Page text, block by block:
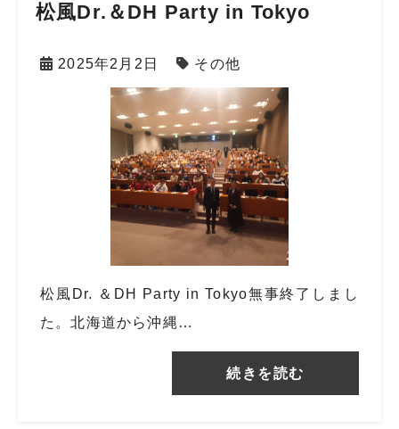
松風Dr.＆DH Party in Tokyo
2025年2月2日 その他
松風Dr. ＆DH Party in Tokyo無事終了しまし
た。北海道から沖縄…
続きを読む